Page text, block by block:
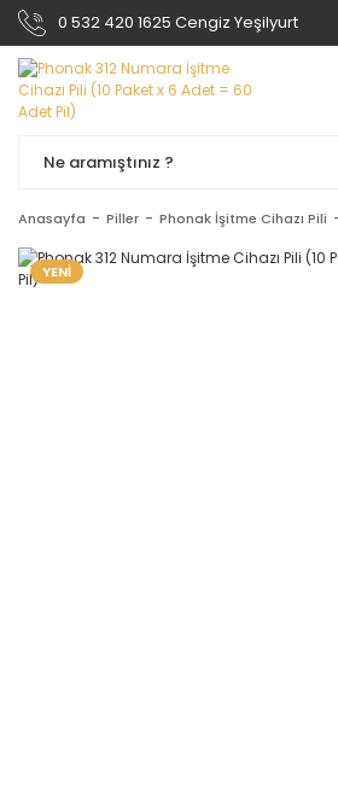
0 532 420 1625 Cengiz Yeşilyurt
Anasayfa Piller Phonak İşitme Cihazı Pili
YENİ